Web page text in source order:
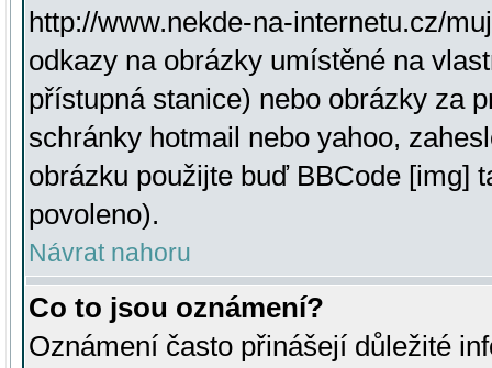
http://www.nekde-na-internetu.cz/
odkazy na obrázky umístěné na
přístupná stanice) nebo obrázky za
schránky hotmail nebo yahoo,
obrázku použijte buď BBCode [img]
povoleno).
Návrat nahoru
Co to jsou oznámení?
Oznámení často přinášejí důležité